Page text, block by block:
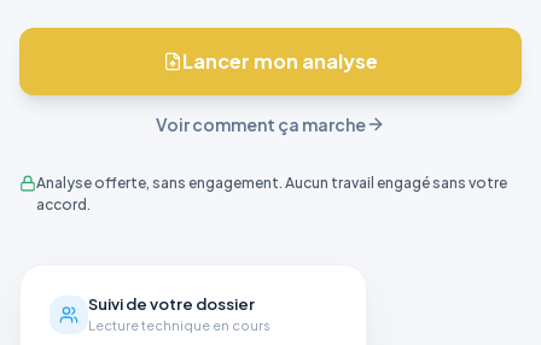
Lancer mon analyse
Voir comment ça marche
Analyse offerte, sans engagement. Aucun travail engagé sans votre
accord.
Suivi de votre dossier
Lecture technique en cours